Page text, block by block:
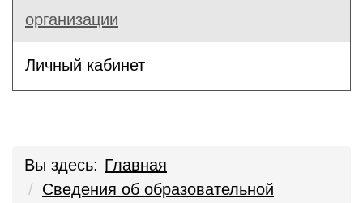
организации
Личный кабинет
Вы здесь: Главная
Сведения об образовательной